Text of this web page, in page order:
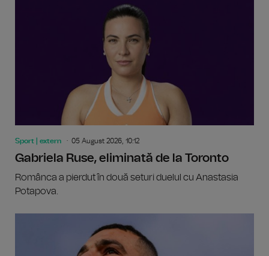
Sport | extern 05 August 2026, 10:12
Gabriela Ruse, eliminată de la Toronto
Românca a pierdut în două seturi duelul cu Anastasia
Potapova.